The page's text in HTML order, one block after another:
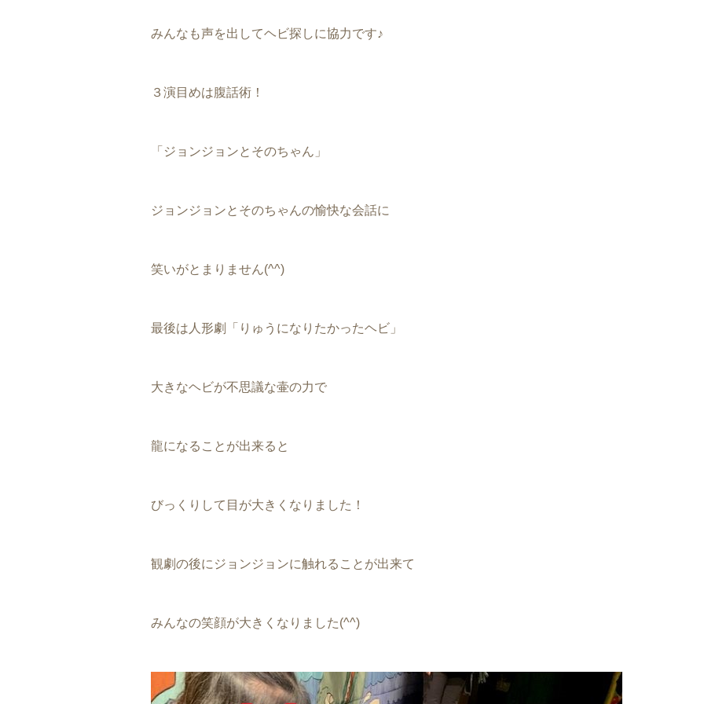
みんなも声を出してヘビ探しに協力です♪
３演目めは腹話術！
「ジョンジョンとそのちゃん」
ジョンジョンとそのちゃんの愉快な会話に
笑いがとまりません(^^)
最後は人形劇「りゅうになりたかったヘビ」
大きなヘビが不思議な壷の力で
龍になることが出来ると
びっくりして目が大きくなりました！
観劇の後にジョンジョンに触れることが出来て
みんなの笑顔が大きくなりました(^^)